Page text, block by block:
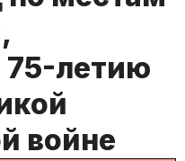
летию
войне